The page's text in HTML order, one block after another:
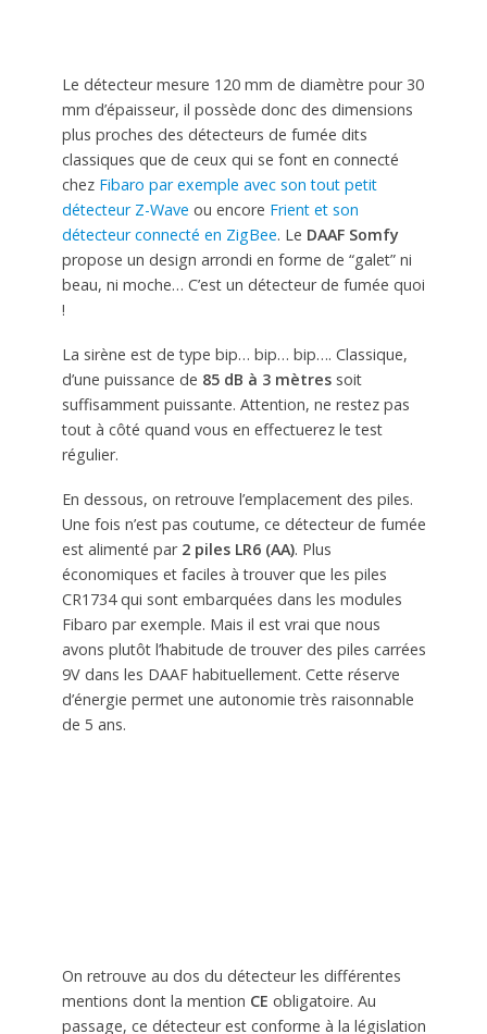
Le détecteur mesure 120 mm de diamètre pour 30
mm d’épaisseur, il possède donc des dimensions
plus proches des détecteurs de fumée dits
classiques que de ceux qui se font en connecté
chez Fibaro par exemple avec son tout petit
détecteur Z-Wave ou encore Frient et son
détecteur connecté en ZigBee. Le DAAF Somfy
propose un design arrondi en forme de “galet” ni
beau, ni moche… C’est un détecteur de fumée quoi
!
La sirène est de type bip… bip… bip…. Classique,
d’une puissance de 85 dB à 3 mètressoit
suffisamment puissante. Attention, ne restez pas
tout à côté quand vous en effectuerez le test
régulier.
En dessous, on retrouve l’emplacement des piles.
Une fois n’est pas coutume, ce détecteur de fumée
est alimenté par 2 piles LR6 (AA). Plus
économiques et faciles à trouver que les piles
CR1734 qui sont embarquées dans les modules
Fibaro par exemple. Mais il est vrai que nous
avons plutôt l’habitude de trouver des piles carrées
9V dans les DAAF habituellement. Cette réserve
d’énergie permet une autonomie très raisonnable
de 5 ans.
On retrouve au dos du détecteur les différentes
mentions dont la mention CE obligatoire. Au
passage, ce détecteur est conforme à la législation